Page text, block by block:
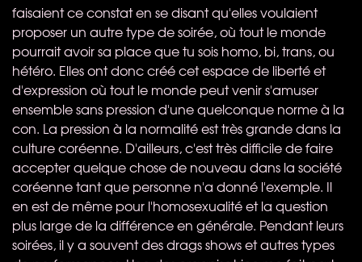
faisaient ce constat en se disant qu'elles voulaient
proposer un autre type de soirée, où tout le monde
pourrait avoir sa place que tu sois homo, bi, trans, ou
hétéro. Elles ont donc créé cet espace de liberté et
d'expression où tout le monde peut venir s'amuser
ensemble sans pression d'une quelconque norme à la
con. La pression à la normalité est très grande dans la
culture coréenne. D'ailleurs, c'est très difficile de faire
accepter quelque chose de nouveau dans la société
coréenne tant que personne n'a donné l'exemple. Il
en est de même pour l'homosexualité et la question
plus large de la différence en générale. Pendant leurs
soirées, il y a souvent des drags shows et autres types